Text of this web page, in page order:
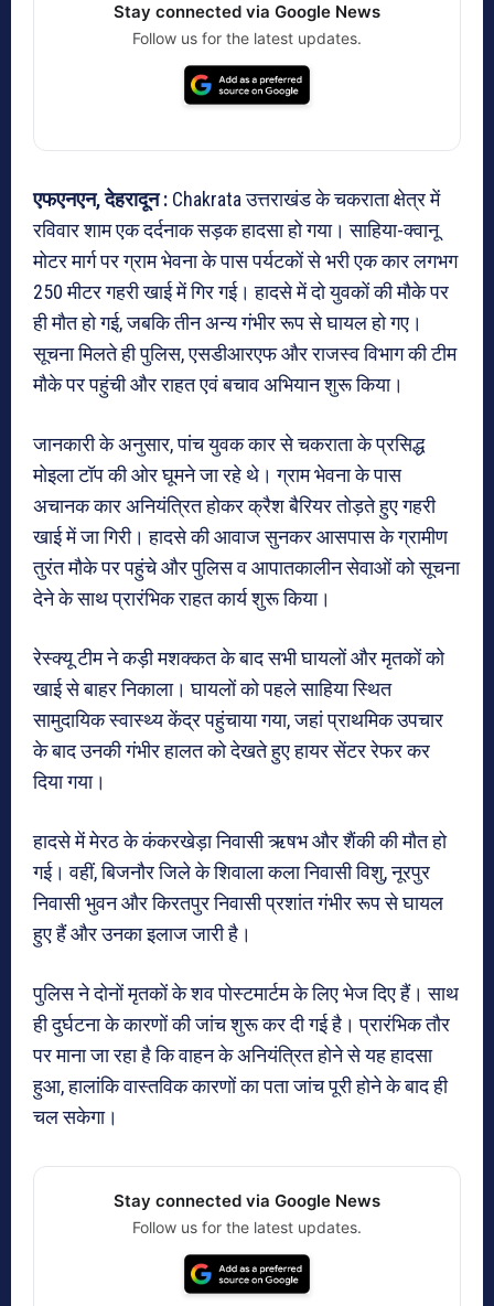
Stay connected via Google News
Follow us for the latest updates.
एफएनएन, देहरादून : Chakrata उत्तराखंड के चकराता क्षेत्र में
रविवार शाम एक दर्दनाक सड़क हादसा हो गया। साहिया-क्वानू
मोटर मार्ग पर ग्राम भेवना के पास पर्यटकों से भरी एक कार लगभग
250 मीटर गहरी खाई में गिर गई। हादसे में दो युवकों की मौके पर
ही मौत हो गई, जबकि तीन अन्य गंभीर रूप से घायल हो गए।
सूचना मिलते ही पुलिस, एसडीआरएफ और राजस्व विभाग की टीम
मौके पर पहुंची और राहत एवं बचाव अभियान शुरू किया।
जानकारी के अनुसार, पांच युवक कार से चकराता के प्रसिद्ध
मोइला टॉप की ओर घूमने जा रहे थे। ग्राम भेवना के पास
अचानक कार अनियंत्रित होकर क्रैश बैरियर तोड़ते हुए गहरी
खाई में जा गिरी। हादसे की आवाज सुनकर आसपास के ग्रामीण
तुरंत मौके पर पहुंचे और पुलिस व आपातकालीन सेवाओं को सूचना
देने के साथ प्रारंभिक राहत कार्य शुरू किया।
रेस्क्यू टीम ने कड़ी मशक्कत के बाद सभी घायलों और मृतकों को
खाई से बाहर निकाला। घायलों को पहले साहिया स्थित
सामुदायिक स्वास्थ्य केंद्र पहुंचाया गया, जहां प्राथमिक उपचार
के बाद उनकी गंभीर हालत को देखते हुए हायर सेंटर रेफर कर
दिया गया।
हादसे में मेरठ के कंकरखेड़ा निवासी ऋषभ और शैंकी की मौत हो
गई। वहीं, बिजनौर जिले के शिवाला कला निवासी विशु, नूरपुर
निवासी भुवन और किरतपुर निवासी प्रशांत गंभीर रूप से घायल
हुए हैं और उनका इलाज जारी है।
पुलिस ने दोनों मृतकों के शव पोस्टमार्टम के लिए भेज दिए हैं। साथ
ही दुर्घटना के कारणों की जांच शुरू कर दी गई है। प्रारंभिक तौर
पर माना जा रहा है कि वाहन के अनियंत्रित होने से यह हादसा
हुआ, हालांकि वास्तविक कारणों का पता जांच पूरी होने के बाद ही
चल सकेगा।
Stay connected via Google News
Follow us for the latest updates.